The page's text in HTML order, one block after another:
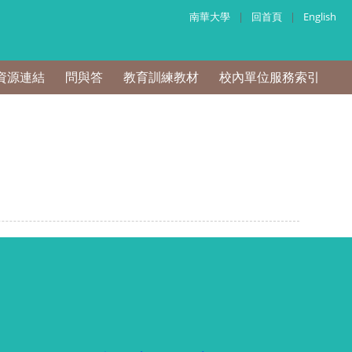
源連結 問與答 教育訓練教材 校內單位服務索引
南華大學 | 回首頁 | English